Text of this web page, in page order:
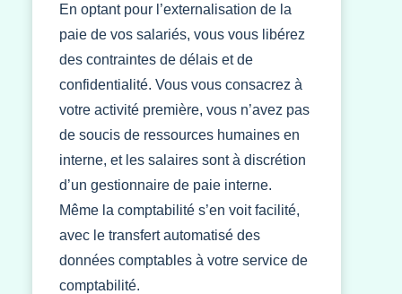
En optant pour l’externalisation de la
paie de vos salariés, vous vous libérez
des contraintes de délais et de
confidentialité. Vous vous consacrez à
votre activité première, vous n’avez pas
de soucis de ressources humaines en
interne, et les salaires sont à discrétion
d’un gestionnaire de paie interne.
Même la comptabilité s’en voit facilité,
avec le transfert automatisé des
données comptables à votre service de
comptabilité.